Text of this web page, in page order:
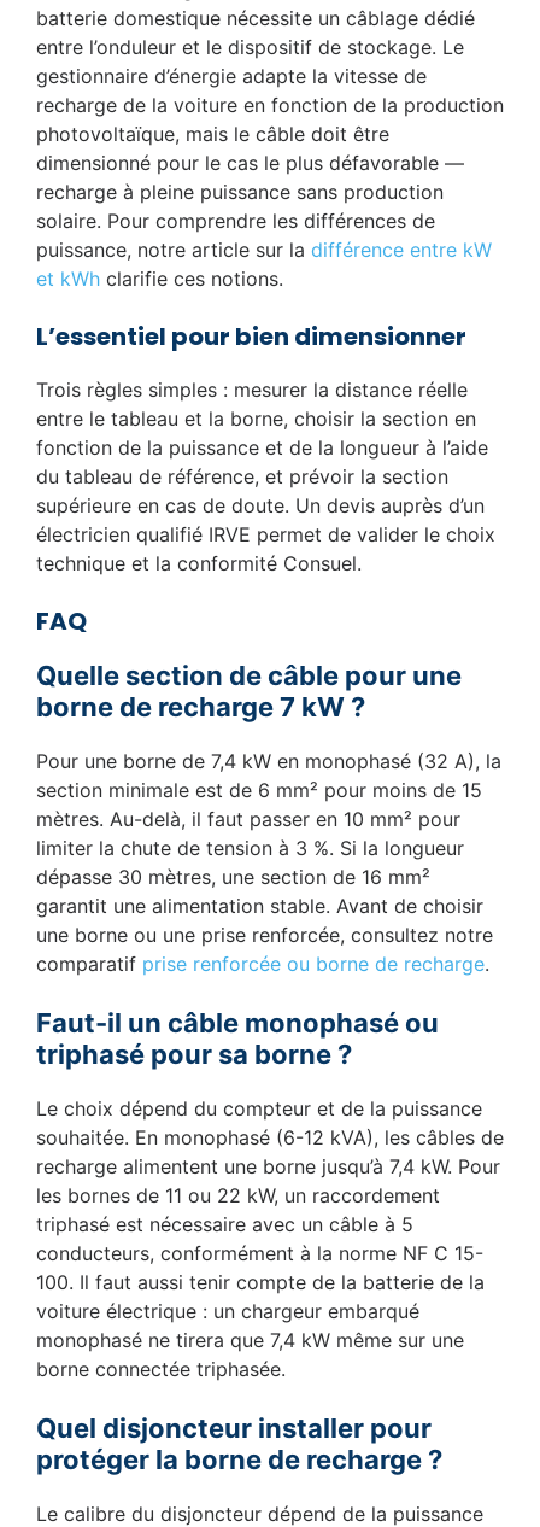
batterie domestique nécessite un câblage dédié
entre l’onduleur et le dispositif de stockage. Le
gestionnaire d’énergie adapte la vitesse de
recharge de la voiture en fonction de la production
photovoltaïque, mais le câble doit être
dimensionné pour le cas le plus défavorable —
recharge à pleine puissance sans production
solaire. Pour comprendre les différences de
puissance, notre article sur la différence entre kW
et kWh clarifie ces notions.
L’essentiel pour bien dimensionner
Trois règles simples : mesurer la distance réelle
entre le tableau et la borne, choisir la section en
fonction de la puissance et de la longueur à l’aide
du tableau de référence, et prévoir la section
supérieure en cas de doute. Un devis auprès d’un
électricien qualifié IRVE permet de valider le choix
technique et la conformité Consuel.
FAQ
Quelle section de câble pour une
borne de recharge 7 kW ?
Pour une borne de 7,4 kW en monophasé (32 A), la
section minimale est de 6 mm² pour moins de 15
mètres. Au-delà, il faut passer en 10 mm² pour
limiter la chute de tension à 3 %. Si la longueur
dépasse 30 mètres, une section de 16 mm²
garantit une alimentation stable. Avant de choisir
une borne ou une prise renforcée, consultez notre
comparatif prise renforcée ou borne de recharge.
Faut-il un câble monophasé ou
triphasé pour sa borne ?
Le choix dépend du compteur et de la puissance
souhaitée. En monophasé (6-12 kVA), les câbles de
recharge alimentent une borne jusqu’à 7,4 kW. Pour
les bornes de 11 ou 22 kW, un raccordement
triphasé est nécessaire avec un câble à 5
conducteurs, conformément à la norme NF C 15-
100. Il faut aussi tenir compte de la batterie de la
voiture électrique : un chargeur embarqué
monophasé ne tirera que 7,4 kW même sur une
borne connectée triphasée.
Quel disjoncteur installer pour
protéger la borne de recharge ?
Le calibre du disjoncteur dépend de la puissance